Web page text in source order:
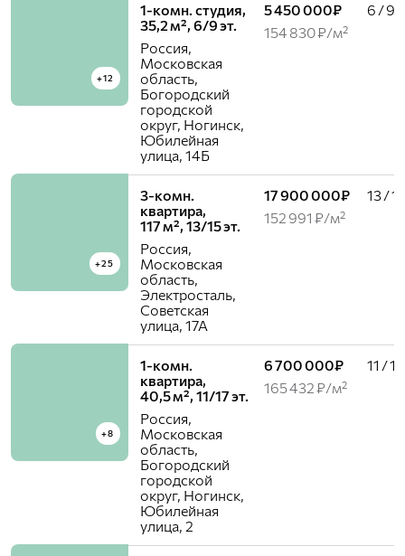
+12
1-комн. студия,
35,2 м², 6/9 эт.
Россия,
Московская
область,
Богородский
городской
округ, Ногинск,
Юбилейная
улица, 14Б
5 450 000₽
154 830 ₽/м²
6 / 9
+25
3-комн.
квартира,
117 м², 13/15 эт.
Россия,
Московская
область,
Электросталь,
Советская
улица, 17А
17 900 000₽
152 991 ₽/м²
13 / 15
+8
1-комн.
квартира,
40,5 м², 11/17 эт.
Россия,
Московская
область,
Богородский
городской
округ, Ногинск,
Юбилейная
улица, 2
6 700 000₽
165 432 ₽/м²
11 / 17